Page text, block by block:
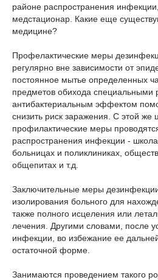
районе распространения
медстационар. Какие еще
медицине?
Профелактические меры
регулярно вне зависимости от
постоянное мытье определенных
предметов обихода специальными
антибактериальным эффектом
снизить риск заражения. С этой же
профилактические меры
распространения инфекции -
больницах и поликлиниках,
общепитах и т.д.
Заключительные меры
изолирования больного для
также полного исцеления или
лечения. Другими словами, после
инфекции, во избежание ее
остаточной форме.
Занимаются проведением такого